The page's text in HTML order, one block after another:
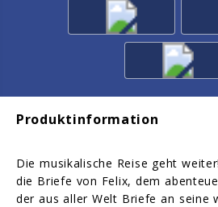
Produktinformation
Die musikalische Reise geht
die Briefe von Felix, dem
der aus aller Welt Briefe an seine